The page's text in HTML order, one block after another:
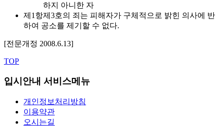
하지 아니한 자
제1항제3호의 죄는 피해자가 구체적으로 밝힌 의사에 반
하여 공소를 제기할 수 없다.
[전문개정 2008.6.13]
TOP
입시안내 서비스메뉴
개인정보처리방침
이용약관
오시는길